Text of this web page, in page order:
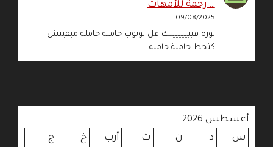
… رحمة للأمهات
09/08/2025
نورة فييييييينك فل يوتوب حاملة حاملة مبقيتش
كتحط حاملة حاملة
أغسطس 2026
س
د ن ث أرب خ
ج